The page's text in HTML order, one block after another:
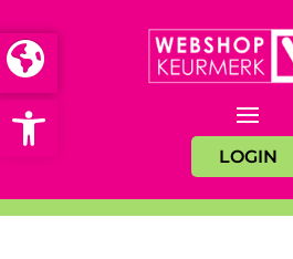
Open toolbar
LOGIN